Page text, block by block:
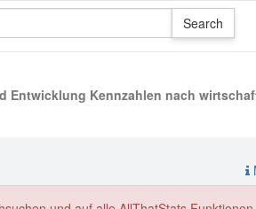
Kennzahlen nach